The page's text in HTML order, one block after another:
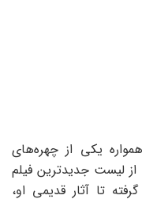
یکی از چهره‌های
از لیست جدیدترین فیلم
های سیلوستر استالونه در سال 2025 گرفته تا آثار قدیمی او،